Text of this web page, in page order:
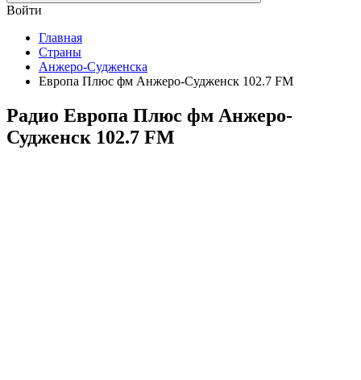
Войти
Главная
Страны
Анжеро-Судженска
Европа Плюс фм Анжеро-Судженск 102.7 FM
Радио Европа Плюс фм Анжеро-
Судженск 102.7 FM